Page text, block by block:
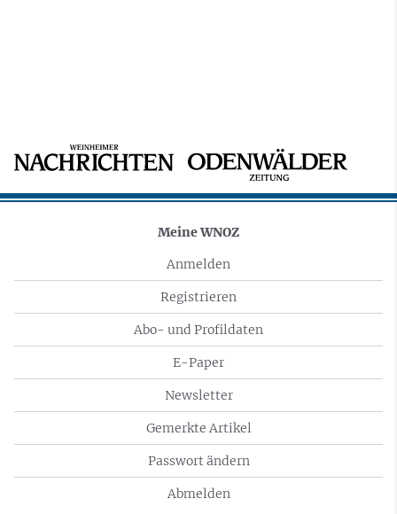
Meine WNOZ
Anmelden
Registrieren
Abo- und Profildaten
E-Paper
Newsletter
Gemerkte Artikel
Passwort ändern
Abmelden